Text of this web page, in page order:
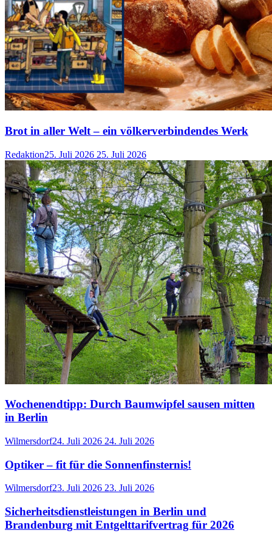
Brot in aller Welt – ein völkerverbindendes Werk
Redaktion25. Juli 2026 25. Juli 2026
Wochenendtipp: Durch Baumwipfel sausen mitten
in Berlin
Wilmersdorf24. Juli 2026 24. Juli 2026
Optiker – fit für die Sonnenfinsternis!
Wilmersdorf23. Juli 2026 23. Juli 2026
Sicherheitsdienstleistungen in Berlin und
Brandenburg mit Entgelttarifvertrag für 2026